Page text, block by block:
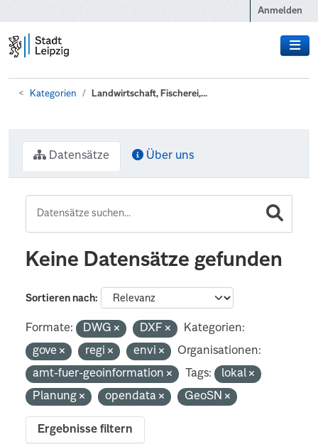
Anmelden
Kategorien Landwirtschaft, Fischerei,...
Datensätze Über uns
Keine Datensätze gefunden
Sortieren nach
Formate: DWG DXF
Kategorien:
gove
regi envi
Organisationen:
amt-fuer-geoinformation
Tags:
lokal
Planung
opendata GeoSN
Ergebnisse filtern